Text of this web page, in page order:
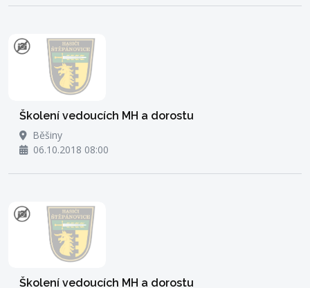
Školení vedoucích MH a dorostu
Běšiny
06.10.2018 08:00
Školení vedoucích MH a dorostu